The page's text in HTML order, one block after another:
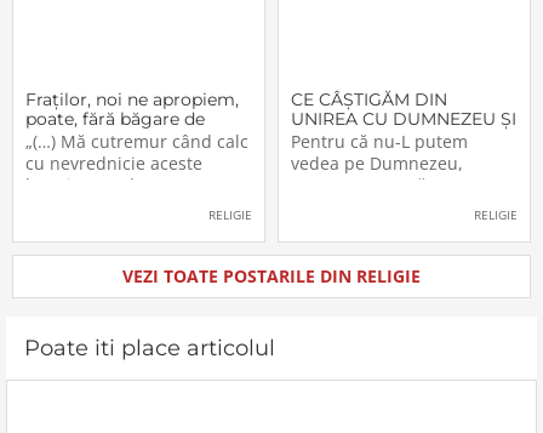
Fraţilor, noi ne apropiem,
poate, fără băgare de
seamă de aceşti «munţi»
„(…) Mă cutremur când calc
cu nevrednicie aceste
locuri pe unde au trecut
înaintaşii noştri. Şi cred că
postura aceasta. M-am
gândit, de multe ori, chiar
când mergeam pe
Beiuşului, prima
RELIGIE
CE CÂŞTIGĂM DIN
UNIREA CU DUMNEZEU ŞI
CU FRAŢII (V)
Pentru că nu-L putem
vedea pe Dumnezeu,
aceasta nu ne răpeşte
libertatea şi dreptul de a-L
înzestrat pe om, creatura
Sa, cu cinci simţuri. Ceea ce
nu vedem simţim, sau
RELIGIE
VEZI TOATE POSTARILE DIN RELIGIE
Poate iti place articolul